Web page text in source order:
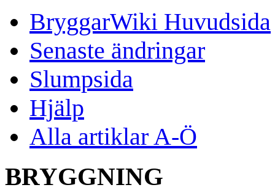
BryggarWiki Huvudsida
Senaste ändringar
Slumpsida
Hjälp
Alla artiklar A-Ö
BRYGGNING